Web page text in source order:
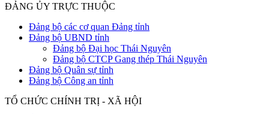
ĐẢNG ỦY TRỰC THUỘC
Đảng bộ các cơ quan Đảng tỉnh
Đảng bộ UBND tỉnh
Đảng bộ Đại học Thái Nguyên
Đảng bộ CTCP Gang thép Thái Nguyên
Đảng bộ Quân sự tỉnh
Đảng bộ Công an tỉnh
TỔ CHỨC CHÍNH TRỊ - XÃ HỘI